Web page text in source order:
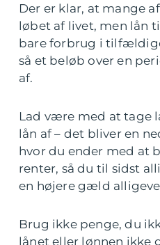
Der er klar, at mange
løbet af livet, men lån
bare forbrug i
så et beløb over en
af.
Lad være med at tage
lån af – det bliver en
hvor du ender med at
renter, så du til sidst
en højere gæld
Brug ikke penge, du
lånet eller lønnen ikke